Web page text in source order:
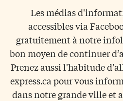
Les médias
accessibles via
gratuitement à notre
bon moyen de continuer
Prenez aussi l'habitude
express.ca pour vous
dans notre grande ville et